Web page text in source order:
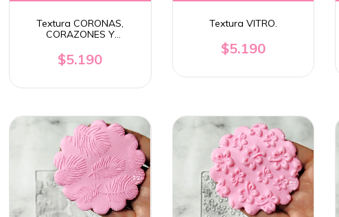
Textura CORONAS,
CORAZONES Y
$5.190
Textura VITRO.
$5.190